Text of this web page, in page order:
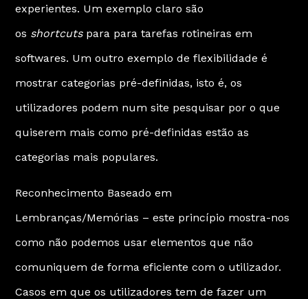
experientes. Um exemplo claro são
os shortcutspara para tarefas rotineiras em
softwares. Um outro exemplo de flexibilidade é
mostrar categorias pré-definidas, isto é, os
utilizadores podem num site pesquisar por o que
quiserem mais como pré-definidas estão as
categorias mais populares.
Reconhecimento Baseado em
Lembranças/Memórias – este princípio mostra-nos
como não podemos usar elementos que não
comuniquem de forma eficiente com o utilizador.
Casos em que os utilizadores tem de fazer um